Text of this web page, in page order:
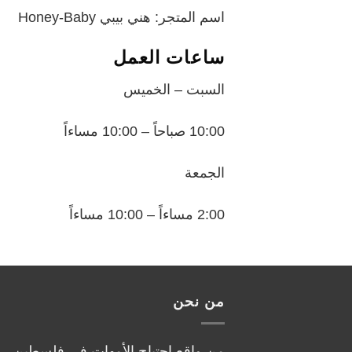
اسم المتجر: هني بيبي Honey-Baby
ساعات العمل
السبت – الخميس
10:00 صباحاً – 10:00 مساءاً
الجمعة
2:00 مساءاً – 10:00 مساءاً
من نحن